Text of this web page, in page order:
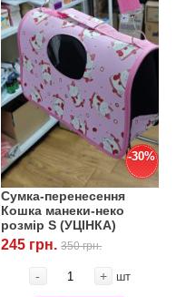
-30%
Сумка-перенесення
Кошка манеки-неко
розмір S (УЦІНКА)
245 грн.350 грн.
- + шт